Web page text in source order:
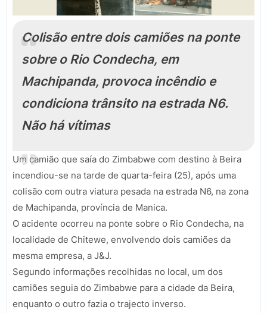
Colisão entre dois camiões na ponte
sobre o Rio Condecha, em
Machipanda, provoca incêndio e
condiciona trânsito na estrada N6.
Não há vítimas
Um camião que saía do Zimbabwe com destino à Beira
incendiou-se na tarde de quarta-feira (25), após uma
colisão com outra viatura pesada na estrada N6, na zona
de Machipanda, província de Manica.
O acidente ocorreu na ponte sobre o Rio Condecha, na
localidade de Chitewe, envolvendo dois camiões da
mesma empresa, a J&J.
Segundo informações recolhidas no local, um dos
camiões seguia do Zimbabwe para a cidade da Beira,
enquanto o outro fazia o trajecto inverso.